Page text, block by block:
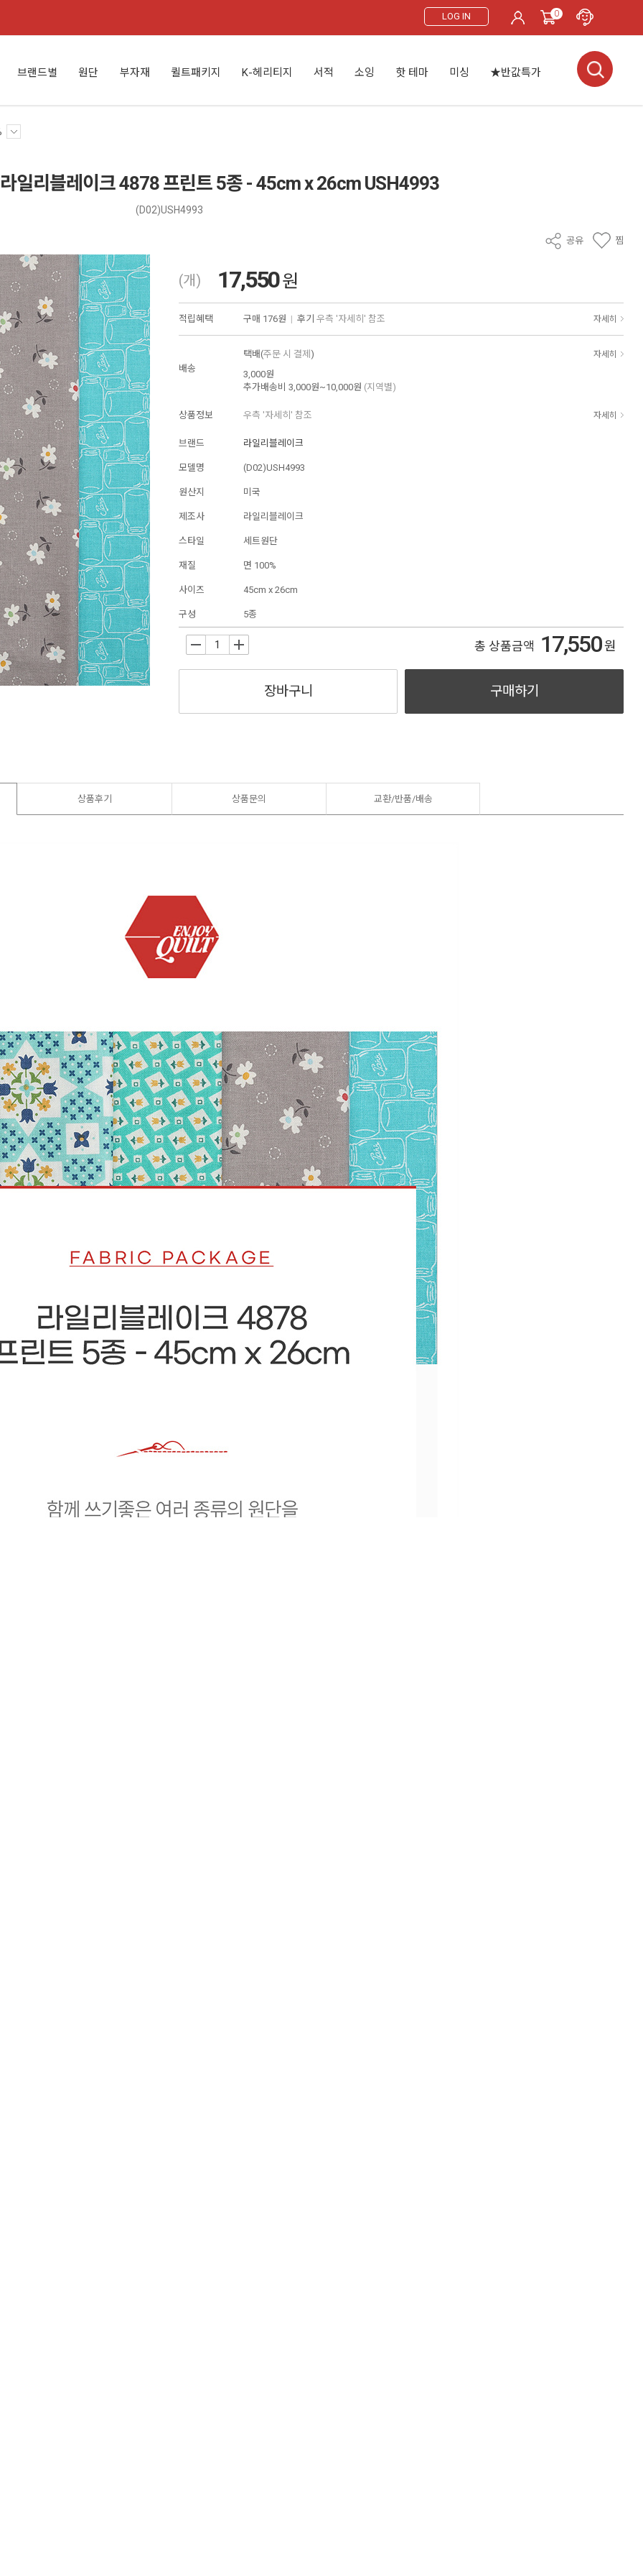
LOG IN 0
브랜드별 원단 부자재 퀼트패키지 K-헤리티지 서적 소잉 핫 테마 미싱 ★반값특가
일리블레이크 4878 프린트 5종 - 45cm x 26cm USH4993
(D02)USH4993
공유 찜
(개) 17,550원
적립혜택 구매 176원 | 후기 우측 '자세히' 참조 자세히
배송
택배(주문 시 결제 ) 자세히
3,000원
추가배송비 3,000원~10,000원 (지역별)
상품정보 우측 '자세히' 참조 자세히
브랜드 라일리블레이크
모델명 (D02)USH4993
원산지 미국
제조사 라일리블레이크
스타일 세트원단
재질 면 100%
사이즈 45cm x 26cm
구성 5종
+ 총 상품금액 17,550원
장바구니 구매하기
상품후기 상품문의 교환/반품/배송